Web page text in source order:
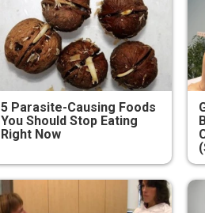
5 Parasite-Causing Foods
You Should Stop Eating
Right Now